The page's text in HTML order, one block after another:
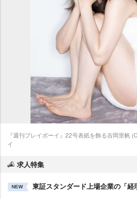
『週刊プレイボーイ』22号表紙を飾る吉岡里帆
イ
求人特集
NEW 東証スタンダード上場企業の「